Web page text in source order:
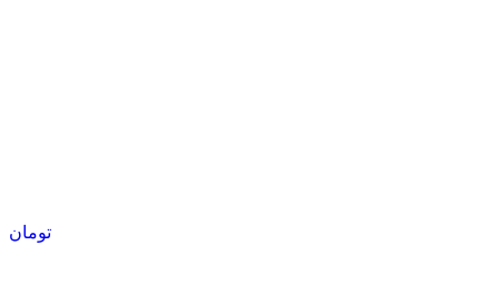
تومان